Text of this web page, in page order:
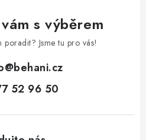
s výběrem
poradit? Jsme tu pro vás!
@behani.cz
52 96 50